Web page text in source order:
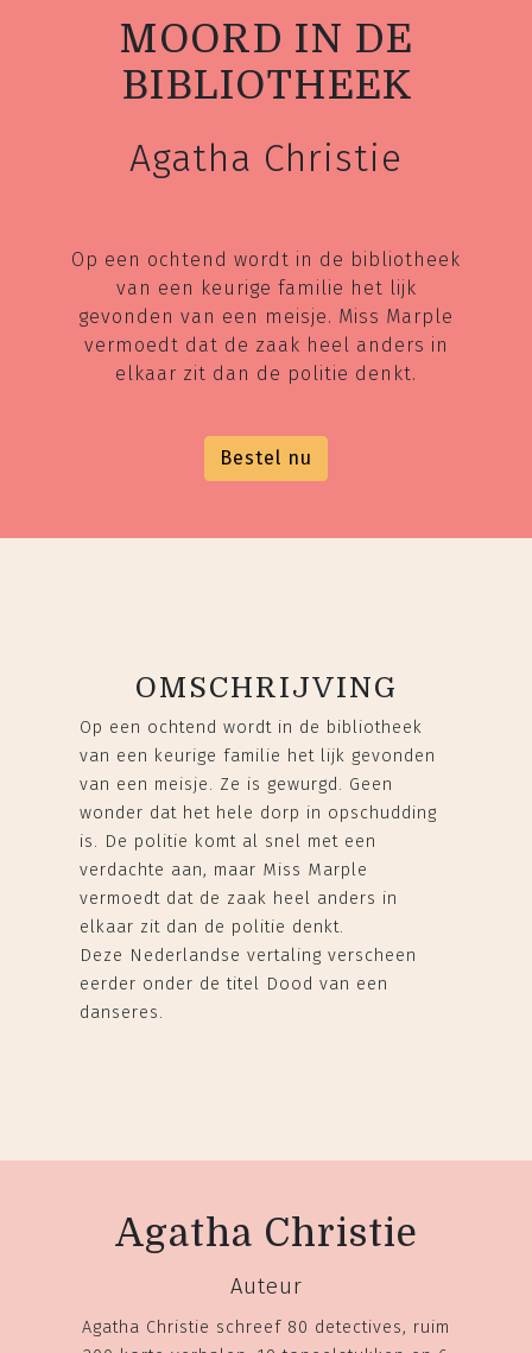
MOORD IN DE
BIBLIOTHEEK
Agatha Christie
Op een ochtend wordt in de bibliotheek
van een keurige familie het lijk
gevonden van een meisje. Miss Marple
vermoedt dat de zaak heel anders in
elkaar zit dan de politie denkt.
Bestel nu
OMSCHRIJVING
Op een ochtend wordt in de bibliotheek
van een keurige familie het lijk gevonden
van een meisje. Ze is gewurgd. Geen
wonder dat het hele dorp in opschudding
is. De politie komt al snel met een
verdachte aan, maar Miss Marple
vermoedt dat de zaak heel anders in
elkaar zit dan de politie denkt.
Deze Nederlandse vertaling verscheen
eerder onder de titel Dood van een
danseres.
Agatha Christie
Auteur
Agatha Christie schreef 80 detectives, ruim